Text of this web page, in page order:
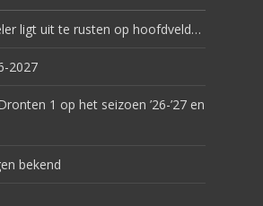
ligt uit te rusten op hoofdveld…
2027
1 op het seizoen ’26-’27 en
bekend